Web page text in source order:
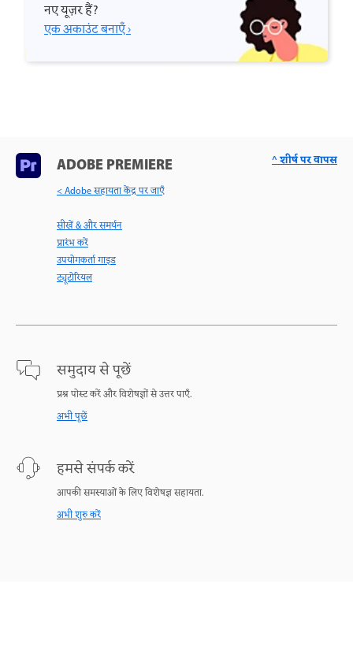
नए यूज़र हैं?
एक अकाउंट बनाएँ ›
ADOBE PREMIERE
< Adobe सहायता केंद्र पर जाएँ
सीखें & और समर्थन
प्रारंभ करें
उपयोगकर्ता गाइड
ट्यूटोरियल
समुदाय से पूछें
प्रश्न पोस्ट करें और विशेषज्ञों से उत्तर पाएँ.
अभी पूछें
हमसे संपर्क करें
आपकी समस्याओं के लिए विशेषज्ञ सहायता.
अभी शुरु करें
^ शीर्ष पर वापस